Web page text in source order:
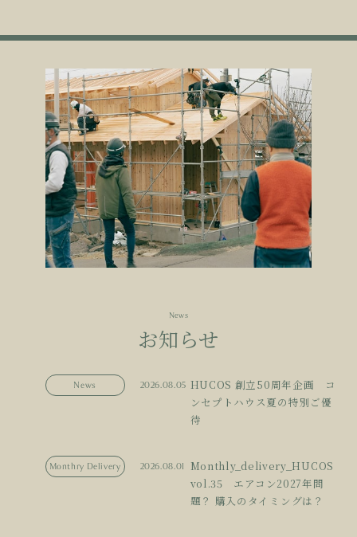
News
お知らせ
News 2026.08.05 HUCOS 創立50周年企画 コ
ンセプトハウス夏の特別ご優
待
Monthry Delivery 2026.08.01
Monthly_delivery_HUCOS
vol.35 エアコン2027年問
題？ 購入のタイミングは？